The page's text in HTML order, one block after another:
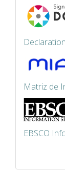
Matriz de
EBSCO